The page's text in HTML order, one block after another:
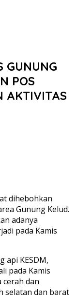
GUNUNG
POS
AKTIVITAS
dihebohkan
Gunung Kelud.
adanya
pada Kamis
api KESDM,
pada Kamis
cerah dan
selatan dan barat